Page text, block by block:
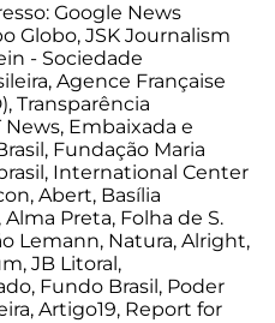
Google News
Globo, JSK Journalism
- Sociedade
Agence Française
Transparência
News, Embaixada e
Fundação Maria
International Center
Abert, Basília
Preta, Folha de S.
Lemann, Natura, Alright,
JB Litoral,
Fundo Brasil, Poder
Artigo19, Report for